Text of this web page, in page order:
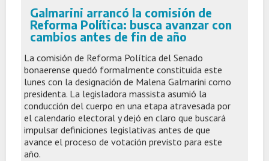
Galmarini arrancó la comisión de
Reforma Política: busca avanzar con
cambios antes de fin de año
La comisión de Reforma Política del Senado
bonaerense quedó formalmente constituida este
lunes con la designación de Malena Galmarini como
presidenta. La legisladora massista asumió la
conducción del cuerpo en una etapa atravesada por
el calendario electoral y dejó en claro que buscará
impulsar definiciones legislativas antes de que
avance el proceso de votación previsto para este
año.